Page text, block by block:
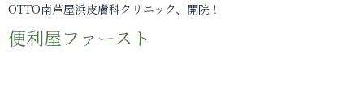
OTTO南芦屋浜皮膚科クリニック、開院！
便利屋ファースト